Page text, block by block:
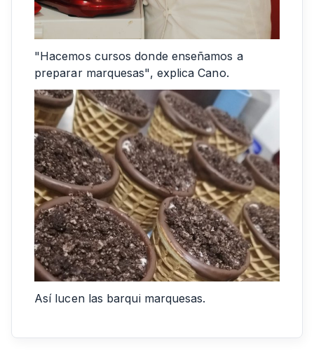
"Hacemos cursos donde enseñamos a
preparar marquesas", explica Cano.
Así lucen las barqui marquesas.